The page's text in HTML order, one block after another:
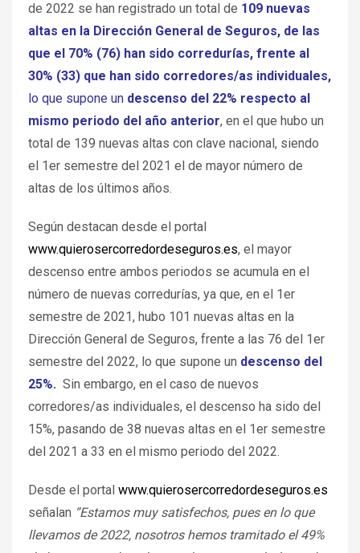
de 2022 se han registrado un total de 109 nuevas
altas en la Dirección General de Seguros, de las
que el 70% (76) han sido corredurías, frente al
30% (33) que han sido corredores/as individuales,
lo que supone un descenso del 22% respecto al
mismo periodo del año anterior, en el que hubo un
total de 139 nuevas altas con clave nacional, siendo
el 1er semestre del 2021 el de mayor número de
altas de los últimos años.
Según destacan desde el portal
www.quierosercorredordeseguros.es, el mayor
descenso entre ambos periodos se acumula en el
número de nuevas corredurías, ya que, en el 1er
semestre de 2021, hubo 101 nuevas altas en la
Dirección General de Seguros, frente a las 76 del 1er
semestre del 2022, lo que supone un descenso del
25%. Sin embargo, en el caso de nuevos
corredores/as individuales, el descenso ha sido del
15%, pasando de 38 nuevas altas en el 1er semestre
del 2021 a 33 en el mismo periodo del 2022.
Desde el portal www.quierosercorredordeseguros.es
señalan “Estamos muy satisfechos, pues en lo que
llevamos de 2022, nosotros hemos tramitado el 49%